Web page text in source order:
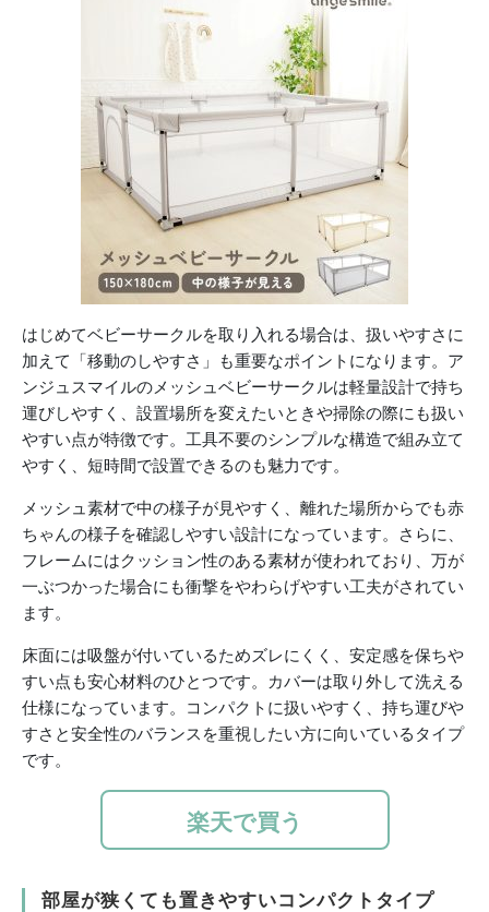
はじめてベビーサークルを取り入れる場合は、扱いやすさに
加えて「移動のしやすさ」も重要なポイントになります。ア
ンジュスマイルのメッシュベビーサークルは軽量設計で持ち
運びしやすく、設置場所を変えたいときや掃除の際にも扱い
やすい点が特徴です。工具不要のシンプルな構造で組み立て
やすく、短時間で設置できるのも魅力です。
メッシュ素材で中の様子が見やすく、離れた場所からでも赤
ちゃんの様子を確認しやすい設計になっています。さらに、
フレームにはクッション性のある素材が使われており、万が
一ぶつかった場合にも衝撃をやわらげやすい工夫がされてい
ます。
床面には吸盤が付いているためズレにくく、安定感を保ちや
すい点も安心材料のひとつです。カバーは取り外して洗える
仕様になっています。コンパクトに扱いやすく、持ち運びや
すさと安全性のバランスを重視したい方に向いているタイプ
です。
楽天で買う
部屋が狭くても置きやすいコンパクトタイプ